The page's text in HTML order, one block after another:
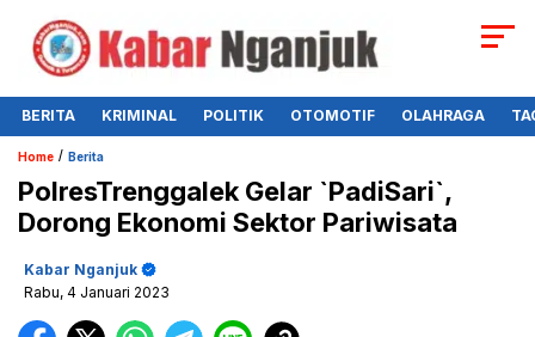
BERITA KRIMINAL POLITIK OTOMOTIF OLAHRAGA
Home / Berita
PolresTrenggalek Gelar `PadiSari`,
Dorong Ekonomi Sektor Pariwisata
Kabar Nganjuk
Rabu, 4 Januari 2023